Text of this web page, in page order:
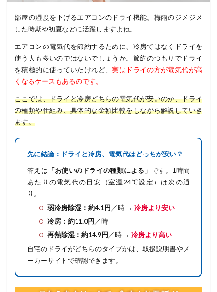
部屋の湿度を下げるエアコンのドライ機能。梅雨のジメジメ
した時期や初夏などに活躍しますよね。
エアコンの電気代を節約するために、冷房ではなくドライを
使う人も多いのではないでしょうか。節約のつもりでドライ
を積極的に使っていたけれど、実はドライの方が電気代が高
くなるケースもあるのです。
ここでは、ドライと冷房どちらの電気代が安いのか、ドライ
の種類や仕組み、具体的な金額比較をしながら解説していき
ます。
先に結論：ドライと冷房、電気代はどっちが安い？
答えは 「お使いのドライの種類による」 です。1時間
あたりの電気代の目安（室温24℃設定）は次の通
り。
弱冷房除湿：約4.1円 ／時 → 冷房より安い
冷房：約11.0円 ／時
再熱除湿：約14.9円 ／時 → 冷房より高い
自宅のドライがどちらのタイプかは、取扱説明書やメ
ーカーサイトで確認できます。